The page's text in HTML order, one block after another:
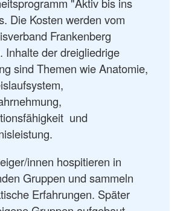
Die Kosten werden vom
Frankenberg
Inhalte der dreigliedrige
sind Themen wie Anatomie,
und
innen hospitieren in
Gruppen und sammeln
Erfahrungen. Später